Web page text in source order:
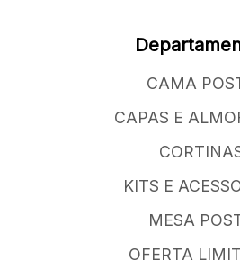
CAMA
CAPAS E
KITS E
MESA
OFERTA